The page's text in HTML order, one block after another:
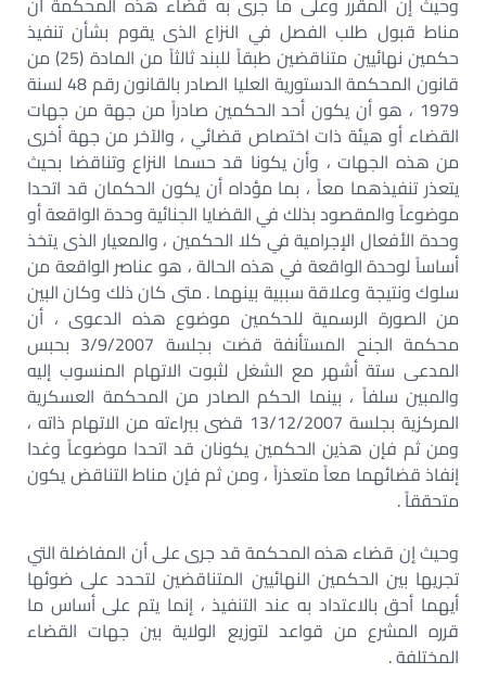
مناط قبول طلب الفصل في النزاع الذى يقوم بشأن تنفيذ
حكمين نهائيين متناقضين طبقاً للبند ثالثاً من المادة (25) من
قانون المحكمة الدستورية العليا الصادر بالقانون رقم 48 لسنة
1979 ، هو أن يكون أحد الحكمين صادراً من جهة من جهات
القضاء أو هيئة ذات اختصاص قضائي ، والآخر من جهة أخرى
من هذه الجهات ، وأن يكونا قد حسما النزاع وتناقضا بحيث
يتعذر تنفيذهما معاً ، بما مؤداه أن يكون الحكمان قد اتحدا
موضوعاً والمقصود بذلك في القضايا الجنائية وحدة الواقعة أو
وحدة الأفعال الإجرامية في كلا الحكمين ، والمعيار الذى يتخذ
أساساً لوحدة الواقعة في هذه الحالة ، هو عناصر الواقعة من
سلوك ونتيجة وعلاقة سببية بينهما . متى كان ذلك وكان البين
من الصورة الرسمية للحكمين موضوع هذه الدعوى ، أن
محكمة الجنح المستأنفة قضت بجلسة 3/9/2007 بحبس
المدعى ستة أشهر مع الشغل لثبوت الاتهام المنسوب إليه
والمبين سلفاً ، بينما الحكم الصادر من المحكمة العسكرية
المركزية بجلسة 13/12/2007 قضى ببراءته من الاتهام ذاته ،
ومن ثم فإن هذين الحكمين يكونان قد اتحدا موضوعاً وغدا
إنفاذ قضائهما معاً متعذراً ، ومن ثم فإن مناط التناقض يكون
متحققاً .
وحيث إن قضاء هذه المحكمة قد جرى على أن المفاضلة التي
تجريها بين الحكمين النهائيين المتناقضين لتحدد على ضوئها
أيهما أحق بالاعتداد به عند التنفيذ ، إنما يتم على أساس ما
قرره المشرع من قواعد لتوزيع الولاية بين جهات القضاء
المختلفة .